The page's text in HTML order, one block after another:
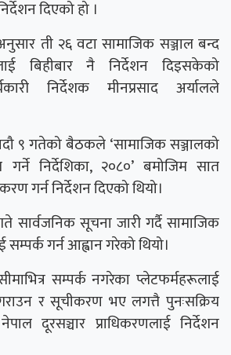
दिएको हो ।
ती २६ वटा सामाजिक सञ्जाल बन्द
बिहीबार नै निर्देशन दिइसकेको
निर्देशक मीनप्रसाद अर्यालले
९ गतेको बैठकले ‘सामाजिक सञ्जालको
गर्ने निर्देशिका, २०८०’ बमोजिम सात
गर्न निर्देशन दिएको थियो।
सार्वजनिक सूचना जारी गर्दै सामाजिक
गर्न आह्वान गरेको थियो।
सम्पर्क नगरेका प्लेटफर्महरूलाई
गराउन र सूचीकरण भए लगत्तै पुनःसक्रिय
दूरसञ्चार प्राधिकरणलाई निर्देशन